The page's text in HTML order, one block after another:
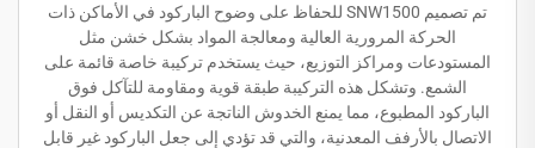
تم تصميم SNW1500 للحفاظ على وضوح الباركود في الأماكن ذات
الحركة المرورية العالية ومعالجة المواد بشكل خشن مثل
المستودعات ومراكز التوزيع، حيث يستخدم تركيبة خاصة قائمة على
الشمع. وتشكل هذه التركيبة طبقة قوية ومقاومة للتآكل فوق
الباركود المطبوع، مما يمنع الخدوش الناتجة عن التكديس أو النقل أو
الاتصال بالأرفف المعدنية، والتي قد تؤدي إلى جعل الباركود غير قابل